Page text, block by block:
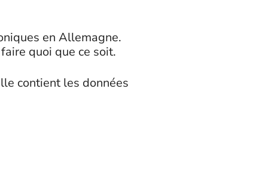
en Allemagne.
quoi que ce soit.
contient les données